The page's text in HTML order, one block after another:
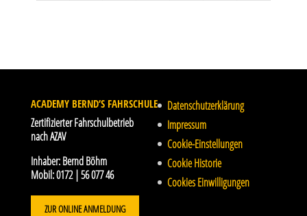
ACADEMY BERND’S FAHRSCHULE
Zertifizierter Fahrschulbetrieb
nach AZAV
Inhaber:Bernd Böhm
Mobil:0172 | 56 077 46
ZUR ONLINE ANMELDUNG
Datenschutzerklärung
Impressum
Cookie-Einstellungen
Cookie Historie
Cookies Einwilligungen